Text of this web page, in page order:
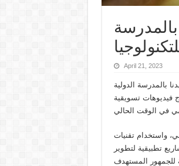
بالمدرسة
April 21, 2023
بالمدرسة الدولية
فيديوهات تسويقية
واستخدام تقنيات
تطبيقية لتطوير